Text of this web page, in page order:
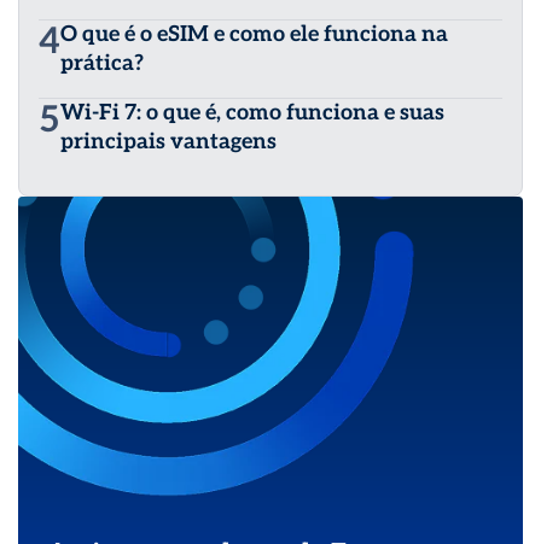
4O que é o eSIM e como ele funciona na
prática?
5Wi-Fi 7: o que é, como funciona e suas
principais vantagens